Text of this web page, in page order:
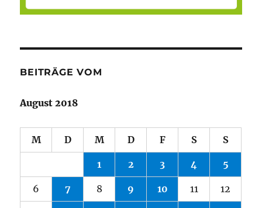
BEITRÄGE VOM
August 2018
M D M D F S S
1 2 3 4 5
6 7 8 9 10 11 12